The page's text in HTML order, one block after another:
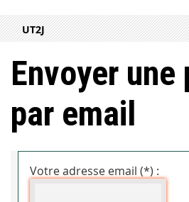
UT2J
Envoyer une
par email
Votre adresse email (*) :